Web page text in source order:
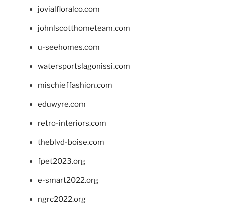
jovialfloralco.com
johnlscotthometeam.com
u-seehomes.com
watersportslagonissi.com
mischieffashion.com
eduwyre.com
retro-interiors.com
theblvd-boise.com
fpet2023.org
e-smart2022.org
ngrc2022.org